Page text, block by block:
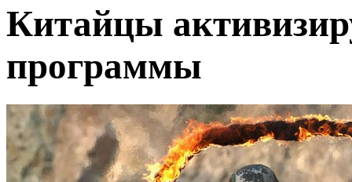
Китайцы
программы